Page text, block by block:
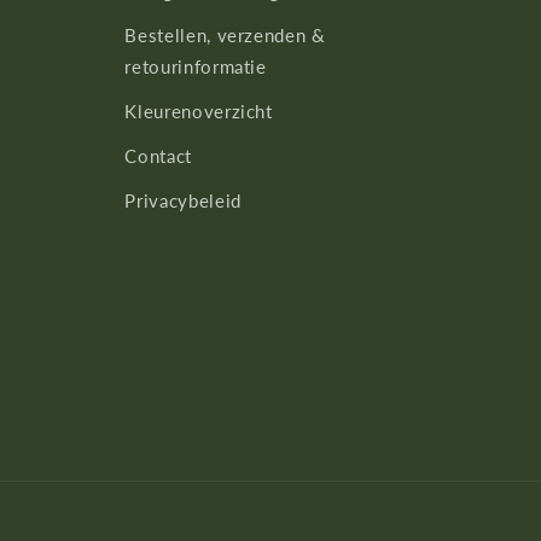
Bestellen, verzenden &
retourinformatie
Kleurenoverzicht
Contact
Privacybeleid